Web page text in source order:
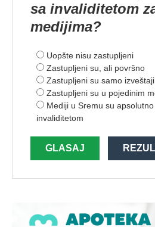
sa invaliditetom
medijima?
Uopšte nisu zastupljeni
Zastupljeni su, ali površno
Zastupljeni su samo
Zastupljeni su u pojedinim
Mediji u Sremu su
invaliditetom
GLASAJ